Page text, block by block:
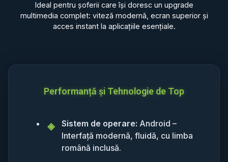
Ideal pentru șoferii care își doresc un upgrade
multimedia complet: viteză modernă, ecran superior și
acces instant la aplicațiile esențiale.
Performanță și Tehnologie de Top
Sistem de operare: Android –
Interfață modernă, fluidă, cu limba
română inclusă.